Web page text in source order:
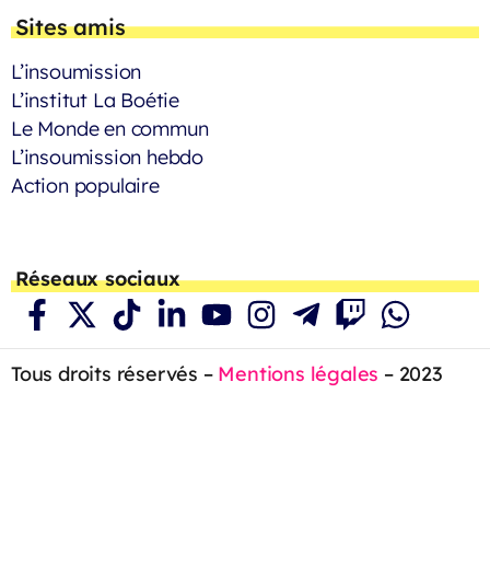
Sites amis
L’insoumission
L’institut La Boétie
Le Monde en commun
L’insoumission hebdo
Action populaire
Réseaux sociaux
Tous droits réservés – Mentions légales – 2023